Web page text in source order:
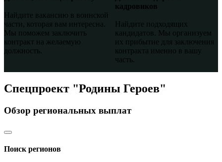
Найдите вакансию в воинской
части, которая вам интересна.
Мы поможем заключить
контракт на желаемую
должность.
кадровиков
Найдите подходящих
кандидатов. Мы организуем
их прибытие для заключения
контракта именно в вашу
часть.
Спецпроект "Родины Героев"
Обзор региональных выплат
Поиск регионов